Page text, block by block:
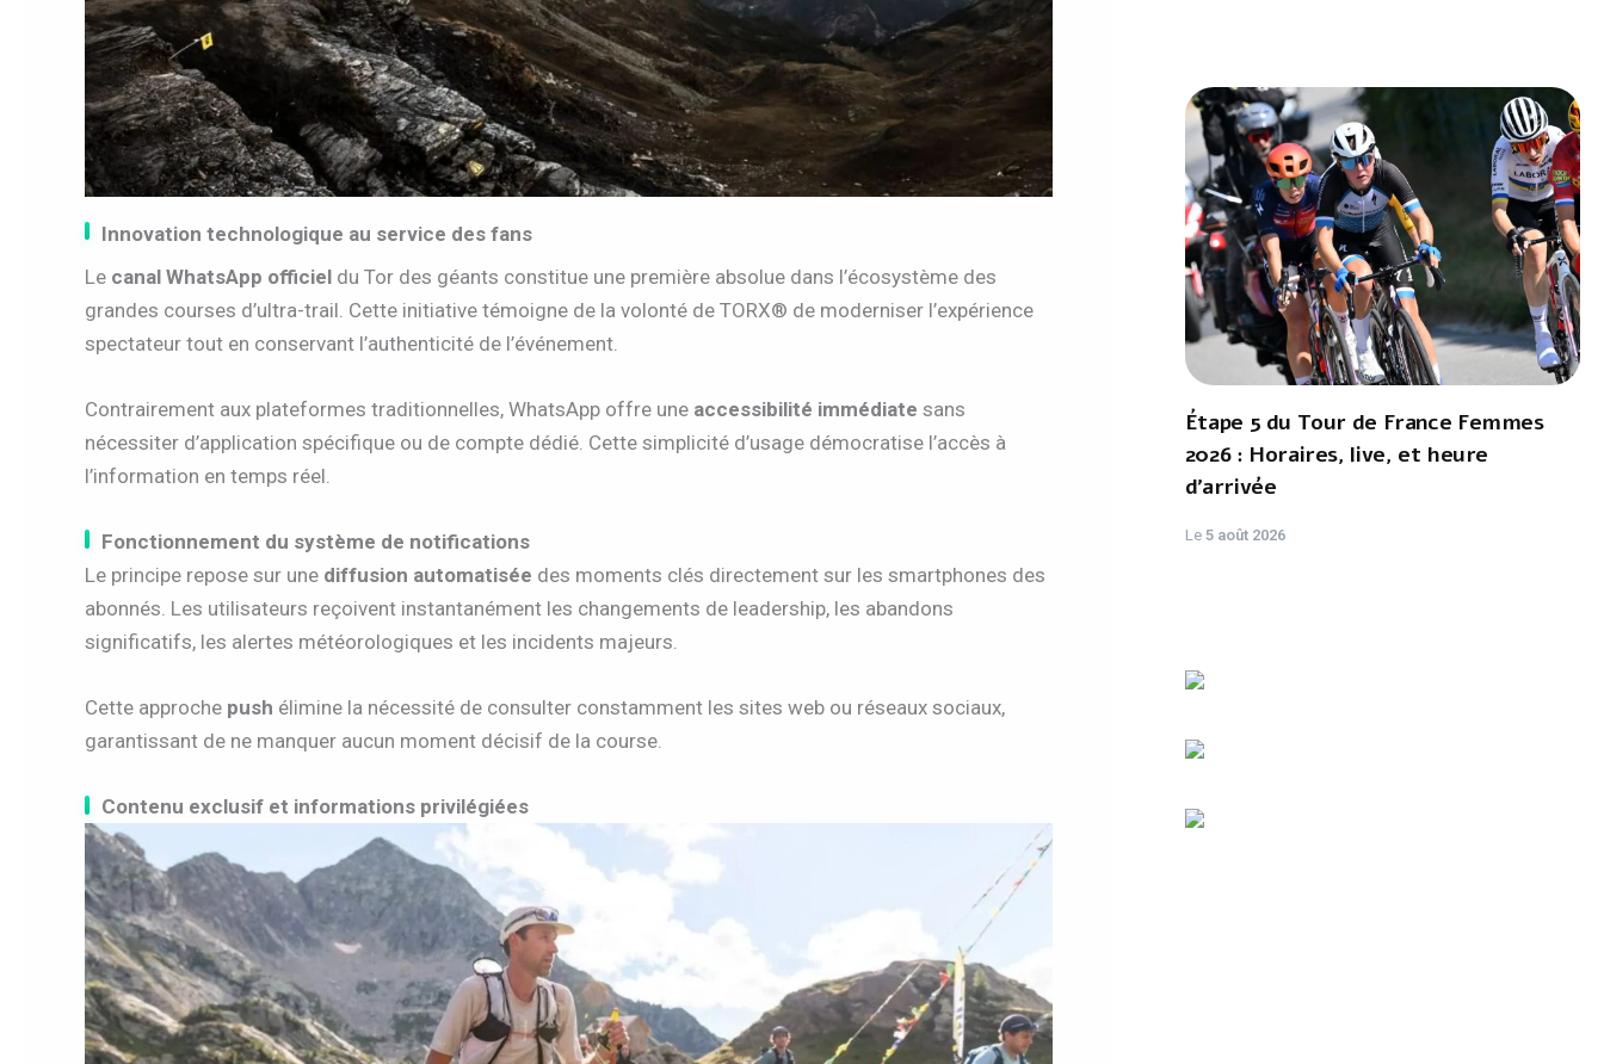
Innovation technologique au service des fans
Le canal WhatsApp officiel du Tor des géants constitue une première absolue dans l’écosystème des
grandes courses d’ultra-trail. Cette initiative témoigne de la volonté de TORX® de moderniser l’expérience
spectateur tout en conservant l’authenticité de l’événement.
Contrairement aux plateformes traditionnelles, WhatsApp offre une accessibilité immédiate sans
nécessiter d’application spécifique ou de compte dédié. Cette simplicité d’usage démocratise l’accès à
l’information en temps réel.
Fonctionnement du système de notifications
Le principe repose sur une diffusion automatisée des moments clés directement sur les smartphones des
abonnés. Les utilisateurs reçoivent instantanément les changements de leadership, les abandons
significatifs, les alertes météorologiques et les incidents majeurs.
Cette approche push élimine la nécessité de consulter constamment les sites web ou réseaux sociaux,
garantissant de ne manquer aucun moment décisif de la course.
Contenu exclusif et informations privilégiées
Étape 5 du Tour de France Femmes
2026 : Horaires, live, et heure
d'arrivée
Le 5 août 2026